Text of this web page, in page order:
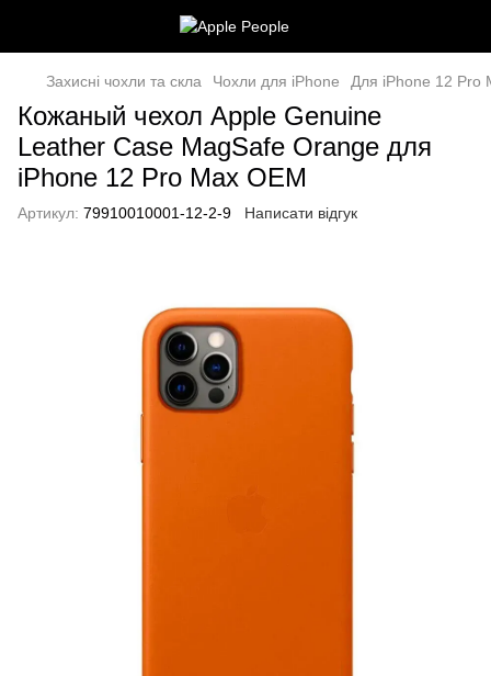
Захисні чохли та скла Чохли для iPhone Для iPhone 12 Pro
Кожаный чехол Apple Genuine
Leather Case MagSafe Orange для
iPhone 12 Pro Max ОЕМ
Артикул: 79910010001-12-2-9 Написати відгук